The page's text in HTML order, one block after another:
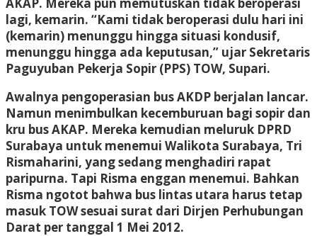
lagi, kemarin. “Kami tidak beroperasi dulu hari ini
(kemarin) menunggu hingga situasi kondusif,
menunggu hingga ada keputusan,” ujar Sekretaris
Paguyuban Pekerja Sopir (PPS) TOW, Supari.
Awalnya pengoperasian bus AKDP berjalan lancar.
Namun menimbulkan kecemburuan bagi sopir dan
kru bus AKAP. Mereka kemudian meluruk DPRD
Surabaya untuk menemui Walikota Surabaya, Tri
Rismaharini, yang sedang menghadiri rapat
paripurna. Tapi Risma enggan menemui. Bahkan
Risma ngotot bahwa bus lintas utara harus tetap
masuk TOW sesuai surat dari Dirjen Perhubungan
Darat per tanggal 1 Mei 2012.